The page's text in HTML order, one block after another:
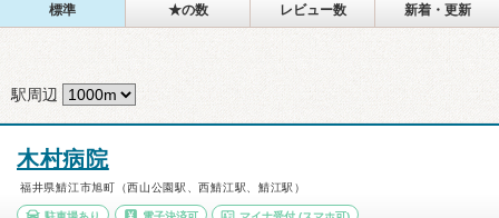
標準 ★の数 レビュー数 新着・更新
駅周辺
木村病院
福井県鯖江市旭町（西山公園駅、西鯖江駅、鯖江駅）